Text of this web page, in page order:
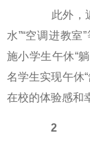
此外，近
水”“空调进教室
施小学生午休“
名学生实现午休
在校的体验感和
2